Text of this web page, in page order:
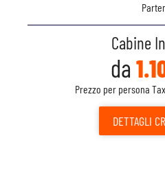
Cabine
da
Prezzo per persona
DETTAGLI